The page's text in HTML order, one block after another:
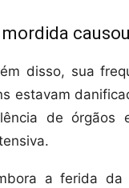
mordida
disso, sua
estavam
de órgãos
a ferida da